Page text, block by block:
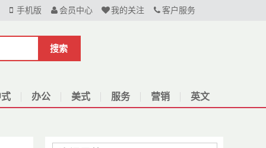
手机版 会员中心 我的关注 客户服务
搜索
办公 美式 服务 营销 英文